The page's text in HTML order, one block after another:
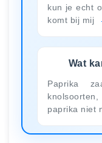
kun je echt
komt bij mij
Wat
Paprika
paprika niet